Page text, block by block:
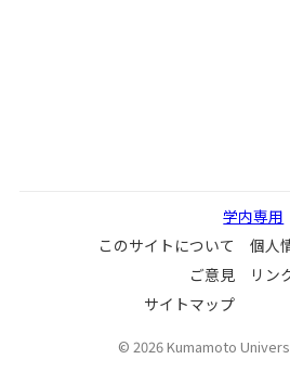
学内専用
このサイトについて
個人
ご意見
リン
サイトマップ
© 2026Kumamoto